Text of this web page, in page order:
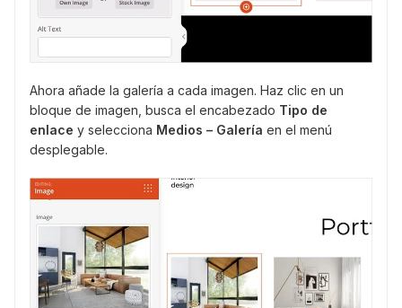
Ahora añade la galería a cada imagen. Haz clic en un
bloque de imagen, busca el encabezado Tipo de
enlace y selecciona Medios – Galería en el menú
desplegable.